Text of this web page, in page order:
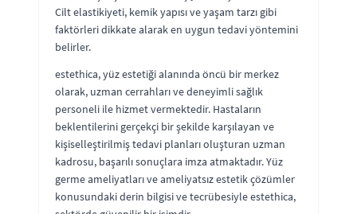
Cilt elastikiyeti, kemik yapısı ve yaşam tarzı gibi
faktörleri dikkate alarak en uygun tedavi yöntemini
belirler.
estethica, yüz estetiği alanında öncü bir merkez
olarak, uzman cerrahları ve deneyimli sağlık
personeli ile hizmet vermektedir. Hastaların
beklentilerini gerçekçi bir şekilde karşılayan ve
kişiselleştirilmiş tedavi planları oluşturan uzman
kadrosu, başarılı sonuçlara imza atmaktadır. Yüz
germe ameliyatları ve ameliyatsız estetik çözümler
konusundaki derin bilgisi ve tecrübesiyle estethica,